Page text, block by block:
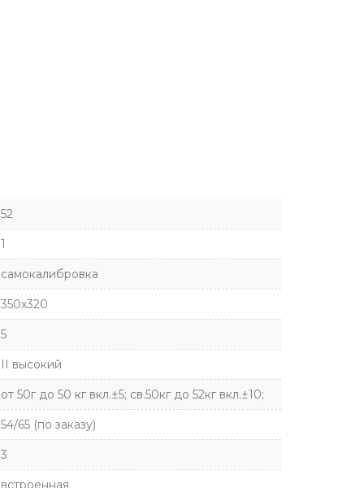
52
1
самокалибровка
350х320
5
II высокий
от 50г до 50 кг вкл.±5; св.50кг до 52кг вкл.±10;
54/65 (по заказу)
3
встроенная